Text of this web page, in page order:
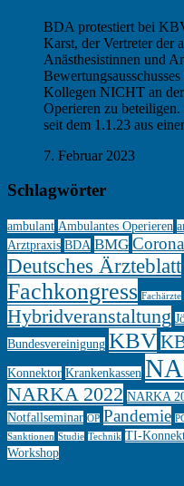
BDA protestiert bei
Karst, der Vertreter der
Anästhesistinnen und
Kollegen NICHT an
Operieren zu
seit dem 1.1.23 aus
7. Februar 2023
Schlagwörter
ambulant Ambulantes Operieren
Arztpraxis BDA BMG Corona
Deutsches Ärzteblatt
Fachkongress Fachärzte
Hybridveranstaltung
Bundesvereinigung KBV
Konnektor Krankenkassen
NARKA 2022 NARKA
Notfallseminar OP Pandemie
Sanktionen Studie Technik TI-
Workshop